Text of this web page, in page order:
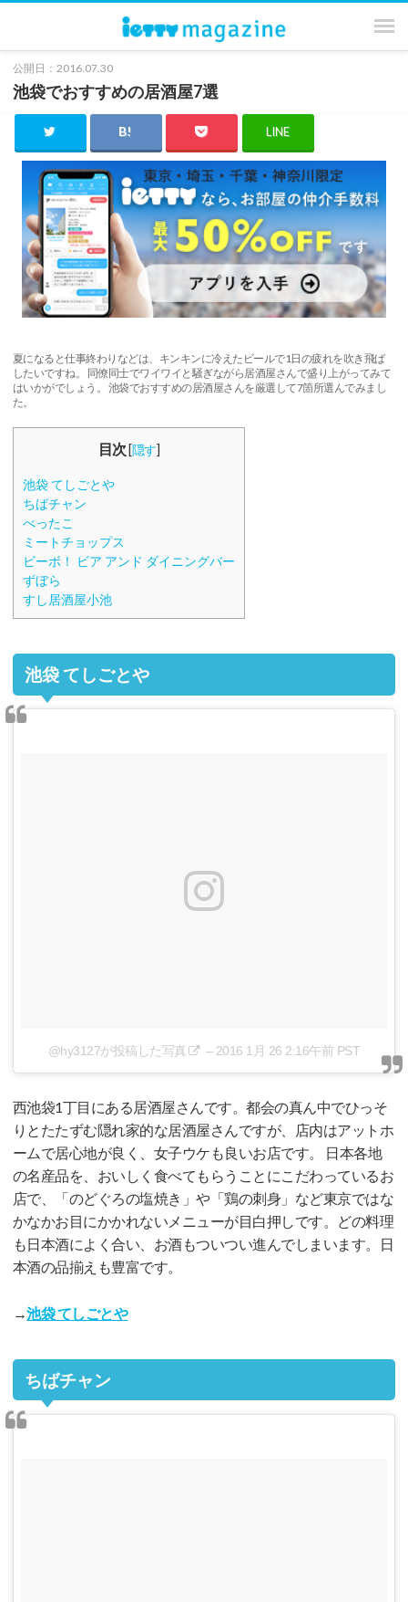
公開日：2016.07.30
池袋でおすすめの居酒屋7選
LINE
夏になると仕事終わりなどは、キンキンに冷えたビールで1日の疲れを吹き飛ば
したいですね。 同僚同士でワイワイと騒ぎながら居酒屋さんで盛り上がってみて
はいかがでしょう。 池袋でおすすめの居酒屋さんを厳選して7箇所選んでみまし
た。
目次 [隠す]
池袋 てしごとや
ちばチャン
べったこ
ミートチョップス
ビーボ！ ビア アンド ダイニングバー
ずぼら
すし居酒屋小池
池袋 てしごとや
@hy3127が投稿した写真 – 2016 1月 26 2:16午前 PST
西池袋1丁目にある居酒屋さんです。都会の真ん中でひっそ
りとたたずむ隠れ家的な居酒屋さんですが、店内はアットホ
ームで居心地が良く、女子ウケも良いお店です。 日本各地
の名産品を、おいしく食べてもらうことにこだわっているお
店で、「のどぐろの塩焼き」や「鶏の刺身」など東京ではな
かなかお目にかかれないメニューが目白押しです。どの料理
も日本酒によく合い、お酒もついつい進んでしまいます。日
本酒の品揃えも豊富です。
→池袋 てしごとや
ちばチャン